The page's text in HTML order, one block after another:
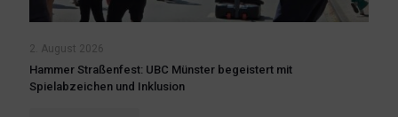
2. August 2026
Hammer Straßenfest: UBC Münster begeistert mit
Spielabzeichen und Inklusion